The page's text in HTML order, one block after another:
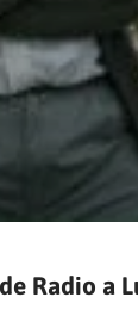
Radio a